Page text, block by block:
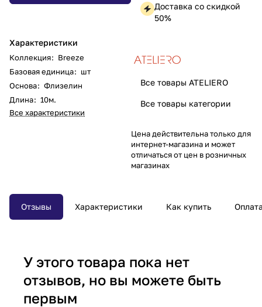
Характеристики
Коллекция: Breeze
Базовая единица: шт
Основа: Флизелин
Длина: 10м.
Все характеристики
Доставка со скидкой
50%
Все товары ATELIERO
Все товары категории
Цена действительна только для
интернет-магазина и может
отличаться от цен в розничных
магазинах
Отзывы Характеристики Как купить
У этого товара пока нет
отзывов, но вы можете быть
первым